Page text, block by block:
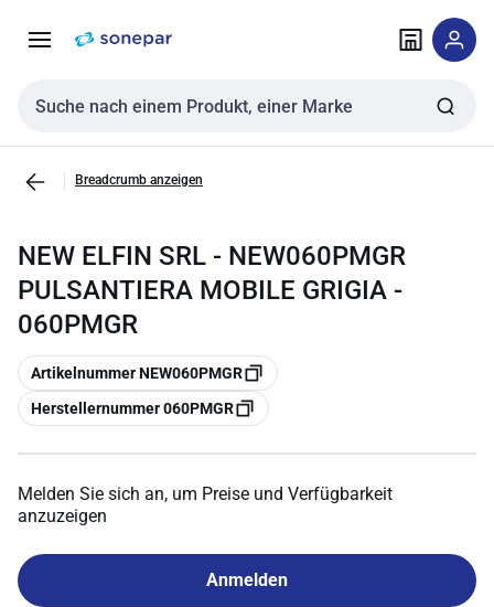
NavigationInhalt
Sucheingabe
Breadcrumb anzeigen
NEW ELFIN SRL - NEW060PMGR
PULSANTIERA MOBILE GRIGIA -
060PMGR
Kopieren
Artikelnummer NEW060PMGR
Kopieren
Herstellernummer 060PMGR
Melden Sie sich an, um Preise und Verfügbarkeit
anzuzeigen
Anmelden